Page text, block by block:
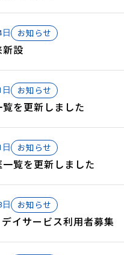
日 お知らせ
設
日 お知らせ
を更新しました
日 お知らせ
覧を更新しました
日 お知らせ
イサービス利用者募集